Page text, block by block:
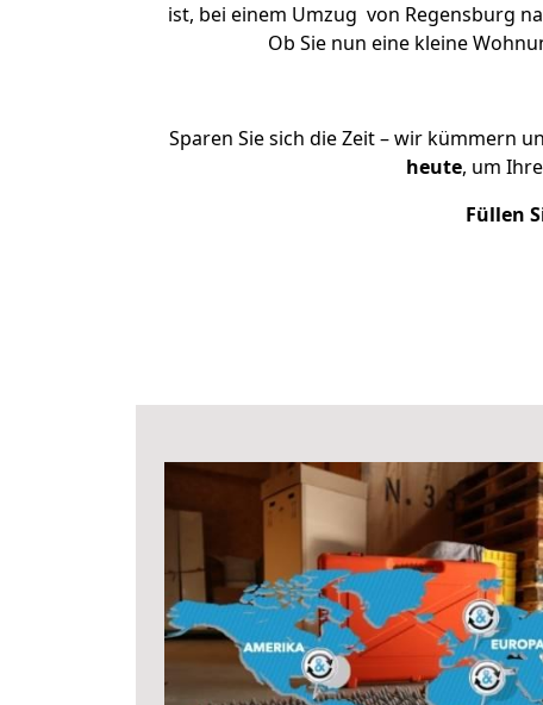
ist, bei einem Umzug von Regensburg
Ob Sie nun eine kleine
Sparen Sie sich die Zeit – wir kümmern
heute, um
Füllen